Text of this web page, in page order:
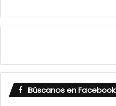
Búscanos en Facebook